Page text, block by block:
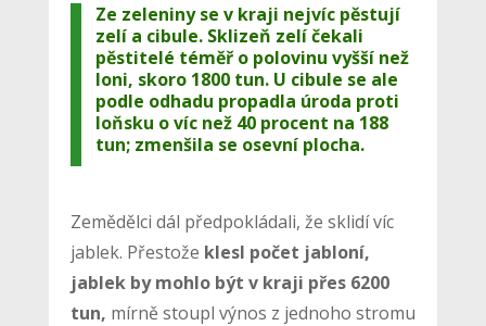
Ze zeleniny se v kraji nejvíc pěstují
zelí a cibule. Sklizeň zelí čekali
pěstitelé téměř o polovinu vyšší než
loni, skoro 1800 tun. U cibule se ale
podle odhadu propadla úroda proti
loňsku o víc než 40 procent na 188
tun; zmenšila se osevní plocha.
Zemědělci dál předpokládali, že sklidí víc
jablek. Přestože klesl počet jabloní,
jablek by mohlo být v kraji přes 6200
tun, mírně stoupl výnos z jednoho stromu